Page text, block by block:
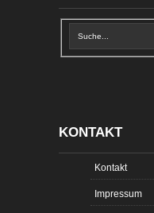
KONTAKT
Kontakt
Impressum